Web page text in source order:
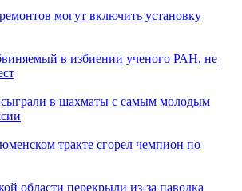
могут включить установку
в избиении ученого РАН, не
в шахматы с самым молодым
тракте сгорел чемпион по
области перекрыли из-за паводка